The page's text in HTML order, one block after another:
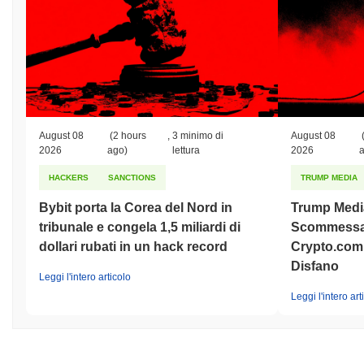
August 08
2026
(2 hours
ago)
,3 minimo di
lettura
HACKERS SANCTIONS
Bybit porta la Corea del Nord in
tribunale e congela 1,5 miliardi di
dollari rubati in un hack record
Leggi l'intero articolo
August 08
2026
TRUMP MEDIA
Trump
Disfano
Leggi l'intero